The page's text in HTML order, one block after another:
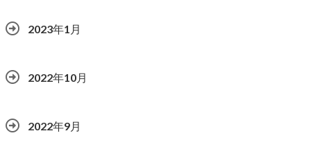
2023年1月
2022年10月
2022年9月